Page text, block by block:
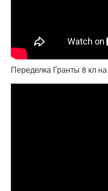
Переделка Гранты 8 кл